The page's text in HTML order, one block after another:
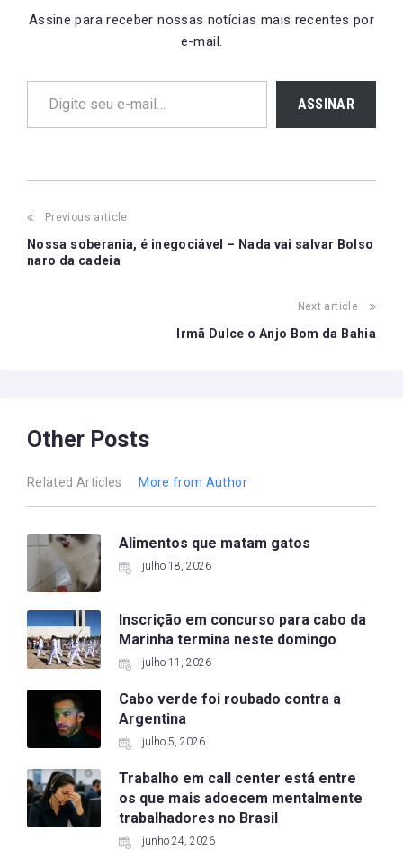
Daniel Bell em 1962
Post…
Assine para receber nossas notícias mais recentes por
e-mail.
Digite seu e-mail…
ASSINAR
Post
navigation
Previous article
Nossa soberania, é inegociável – Nada vai salvar Bolso
naro da cadeia
Next article
Irmã Dulce o Anjo Bom da Bahia
Other Posts
Related Articles More from Author
Alimentos que matam gatos
julho 18, 2026
Inscrição em concurso para cabo da
Marinha termina neste domingo
julho 11, 2026
Cabo verde foi roubado contra a
Argentina
julho 5, 2026
Trabalho em call center está entre
os que mais adoecem mentalmente
trabalhadores no Brasil
junho 24, 2026